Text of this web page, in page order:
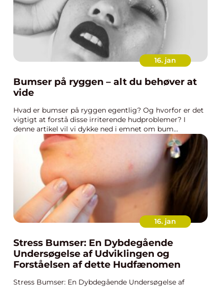
16. jan
Bumser på ryggen – alt du behøver at
vide
Hvad er bumser på ryggen egentlig? Og hvorfor er det
vigtigt at forstå disse irriterende hudproblemer? I
denne artikel vil vi dykke ned i emnet om bum...
16. jan
Stress Bumser: En Dybdegående
Undersøgelse af Udviklingen og
Forståelsen af dette Hudfænomen
Stress Bumser: En Dybdegående Undersøgelse af